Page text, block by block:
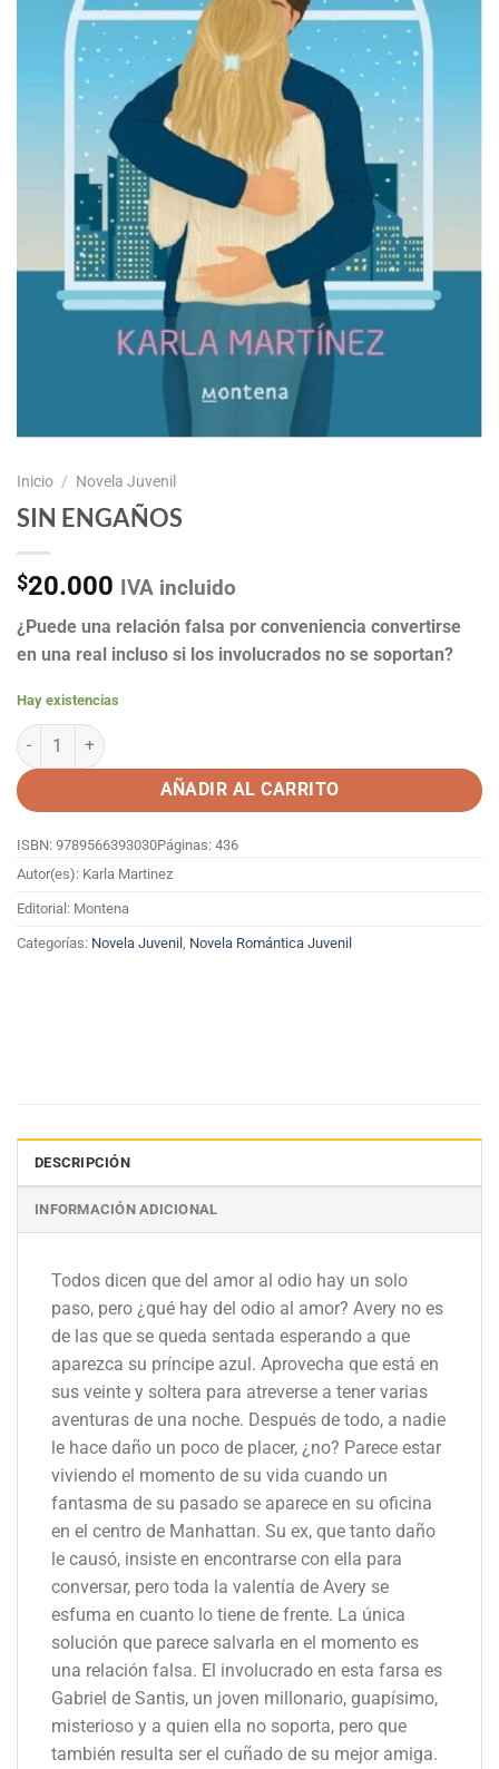
Inicio / Novela Juvenil
SIN ENGAÑOS
$20.000 IVA incluido
¿Puede una relación falsa por conveniencia convertirse
en una real incluso si los involucrados no se soportan?
Hay existencias
SIN ENGAÑOS cantidad
AÑADIR AL CARRITO
ISBN: 9789566393030Páginas: 436
Autor(es): Karla Martinez
Editorial: Montena
Categorías: Novela Juvenil , Novela Romántica Juvenil
DESCRIPCIÓN
INFORMACIÓN ADICIONAL
Todos dicen que del amor al odio hay un solo
paso, pero ¿qué hay del odio al amor? Avery no es
de las que se queda sentada esperando a que
aparezca su príncipe azul. Aprovecha que está en
sus veinte y soltera para atreverse a tener varias
aventuras de una noche. Después de todo, a nadie
le hace daño un poco de placer, ¿no? Parece estar
viviendo el momento de su vida cuando un
fantasma de su pasado se aparece en su oficina
en el centro de Manhattan. Su ex, que tanto daño
le causó, insiste en encontrarse con ella para
conversar, pero toda la valentía de Avery se
esfuma en cuanto lo tiene de frente. La única
solución que parece salvarla en el momento es
una relación falsa. El involucrado en esta farsa es
Gabriel de Santis, un joven millonario, guapísimo,
misterioso y a quien ella no soporta, pero que
también resulta ser el cuñado de su mejor amiga.